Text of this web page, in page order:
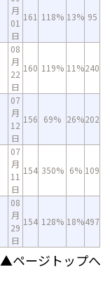
月
01
日
161 118% 13% 95
08
月
22
日
160 119% 11%240
07
月
12
日
156 69% 26%202
07
月
11
日
154 350% 6% 109
08
月
29
日
154 128% 18%497
▲ページトップへ